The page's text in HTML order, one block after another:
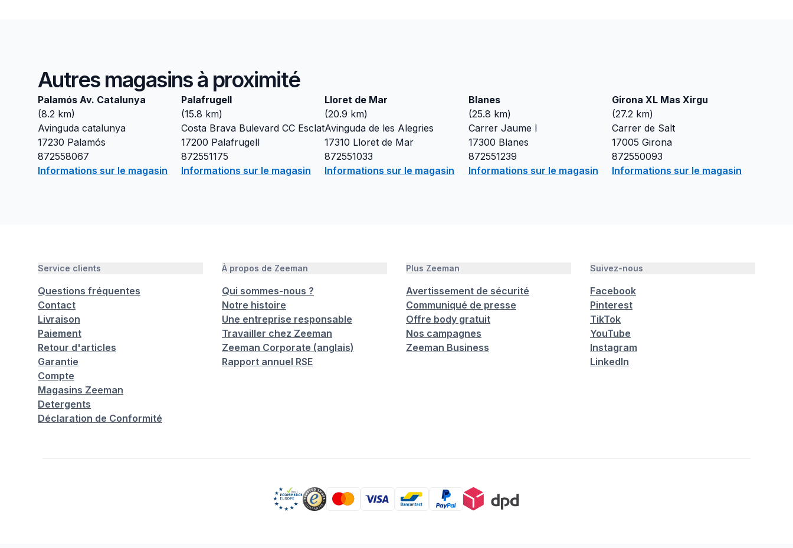
Autres magasins à proximité
Palamós Av. Catalunya
(8.2 km)
Avinguda catalunya
17230 Palamós
872558067
Informations sur le magasin
Palafrugell
(15.8 km)
Costa Brava Bulevard CC Esclat
17200 Palafrugell
872551175
Informations sur le magasin
Lloret de Mar
(20.9 km)
Avinguda de les Alegries
17310 Lloret de Mar
872551033
Informations sur le magasin
Blanes
(25.8 km)
Carrer Jaume I
17300 Blanes
872551239
Informations sur le magasin
Girona XL Mas Xirgu
(27.2km)
Carrer de Salt
17005 Girona
872550093
Informations sur le magasin
Service clients
Questions fréquentes
Contact
Livraison
Paiement
Retour d'articles
Garantie
Compte
Magasins Zeeman
Detergents
Déclaration de Conformité
À propos de Zeeman
Qui sommes-nous ?
Notre histoire
Une entreprise responsable
Travailler chez Zeeman
Zeeman Corporate (anglais)
Rapport annuel RSE
Plus Zeeman
Avertissement de sécurité
Communiqué de presse
Offre body gratuit
Nos campagnes
Zeeman Business
Suivez-nous
Facebook
Pinterest
TikTok
YouTube
Instagram
LinkedIn